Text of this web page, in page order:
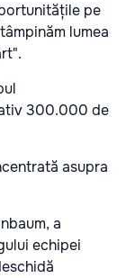
pe
lumea
300.000 de
asupra
a
echipei